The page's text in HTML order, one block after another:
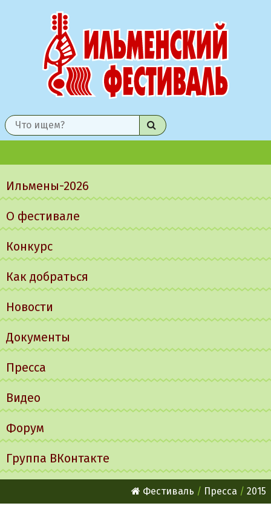
Найти
меню
Ильмены-2026
О фестивале
Конкурс
Как добраться
Новости
Документы
Пресса
Видео
Форум
Группа ВКонтакте
Фестиваль Пресса 2015